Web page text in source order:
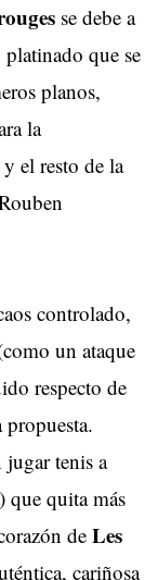
se debe a
que se
planos,
la
el resto de la
controlado,
un ataque
respecto de
jugar tenis a
que quita más
de Les
cariñosa